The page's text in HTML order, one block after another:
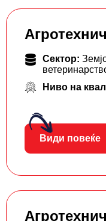
Сектор:
Ниво на
Види повеќе